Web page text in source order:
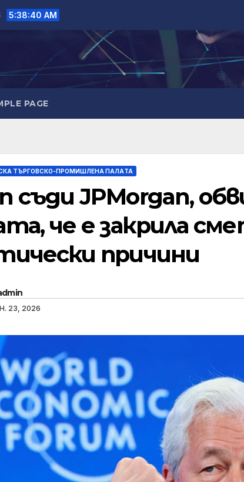
5:38:41 AM
PAGE
ТЪРГОВСКО-ПРОМИШЛЕНА ПАЛAТА
съди JPMorgan,
че е закрила
причини
23, 2026